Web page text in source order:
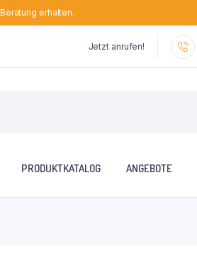
erhalten.
Jetzt anrufen!
PRODUKTKATALOG ANGEBOTE